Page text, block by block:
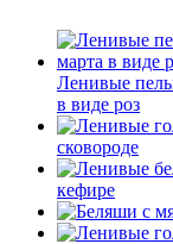
Ленивые
в виде роз
сковороде
кефире